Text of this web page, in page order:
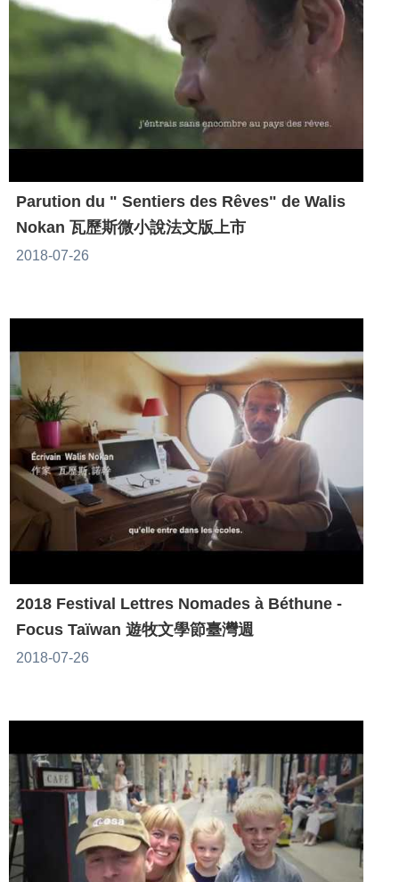
Parution du " Sentiers des Rêves" de Walis
Nokan 瓦歷斯微小說法文版上市
2018-07-26
2018 Festival Lettres Nomades à Béthune -
Focus Taïwan 遊牧文學節臺灣週
2018-07-26